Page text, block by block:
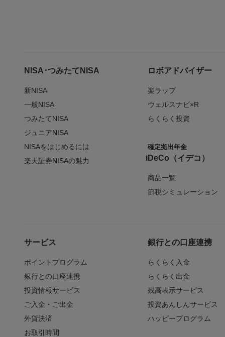
NISA･つみたてNISA
新NISA
一般NISA
つみたてNISA
ジュニアNISA
NISAをはじめるには
楽天証券NISAの魅力
ロボアドバイザー
楽ラップ
ウェルスナビ×R
らくらく投資
確定拠出年金
iDeCo（イデコ）
商品一覧
節税シミュレーション
サービス
ポイントプログラム
銀行との口座連携
投資情報サービス
ご入金・ご出金
外貨決済
お取引時間
銀行との口座連携
らくらく入金
らくらく出金
残高表示サービス
投資あんしんサービス
ハッピープログラム